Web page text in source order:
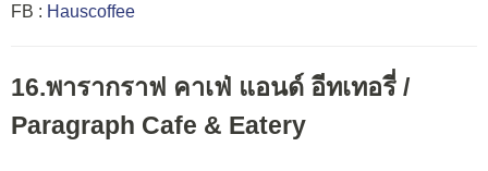
FB : Hauscoffee
16.พารากราฟ คาเฟ่ แอนด์ อีทเทอรี่ /
Paragraph Cafe & Eatery